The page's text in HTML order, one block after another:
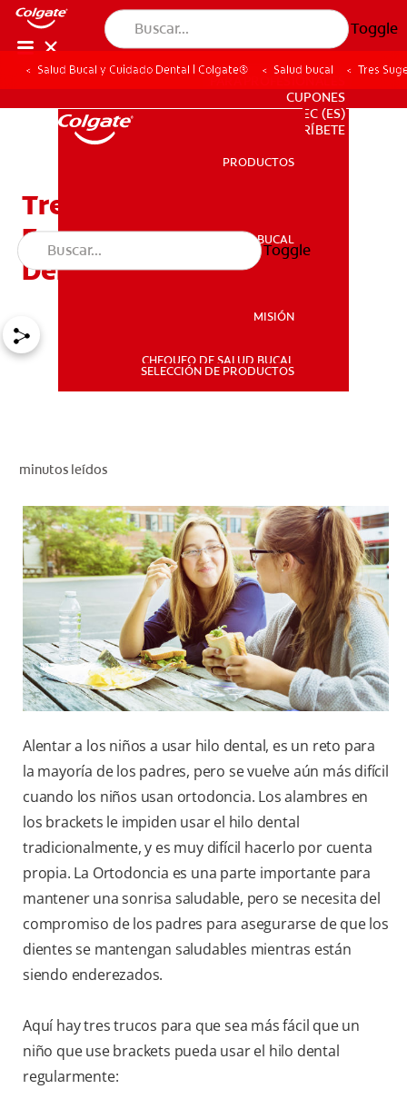
Toggle
SALUD BUCAL
PARA PROFESIONALES
CUPONES
EC (ES)
SUSCRÍBETE
PARA PROFESIONALES
CUPONES
EC (ES)
SUSCRÍBETE
PRODUCTOS
SALUD BUCAL
MISIÓN
CHEQUEO DE SALUD BUCAL
SELECCIÓN DE PRODUCTOS
Toggle
Salud Bucal y Cuidado Dental | Colgate® Salud bucal Tres
Tres Sugerencias Para
Facilitar El Uso Del Hilo
Dental Con Aparato
minutos leídos
Alentar a los niños a usar hilo dental, es un reto para
la mayoría de los padres, pero se vuelve aún más difícil
cuando los niños usan ortodoncia. Los alambres en
los brackets le impiden usar el hilo dental
tradicionalmente, y es muy difícil hacerlo por cuenta
propia. La Ortodoncia es una parte importante para
mantener una sonrisa saludable, pero se necesita del
compromiso de los padres para asegurarse de que los
dientes se mantengan saludables mientras están
siendo enderezados.
Aquí hay tres trucos para que sea más fácil que un
niño que use brackets pueda usar el hilo dental
regularmente: